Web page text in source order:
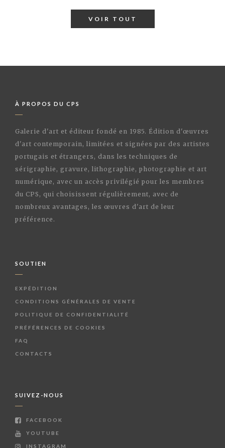
VOIR TOUT
À PROPOS DU CPS
Galerie d'art et éditeur fondé en 1985. Édition d'œuvres
d'art contemporain, limitées et signées par des artistes
portugais et étrangers, dans les techniques de
sérigraphie, gravure, lithographie, photographie et art
numérique, avec un accès privilégié pour les membres
du CPS, qui choisissent régulièrement, avec de
nombreux avantages, les œuvres d'art de leur
préférence.
SOUTIEN
EXPÉDITION
CONDITIONS GÉNÉRALES DE VENTE
POLITIQUE DE CONFIDENTIALITÉ
PRÉFÉRENCES DE COOKIES
FAQ
CONTACTS
SUIVEZ-NOUS
FACEBOOK
YOUTUBE
INSTAGRAM